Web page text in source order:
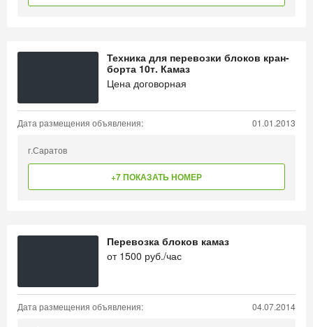
Техника для перевозки блоков кран-
борта 10т. Камаз
Цена договорная
Дата размещения объявления: 01.01.2013
г.Саратов
+7 ПОКАЗАТЬ НОМЕР
Перевозка блоков камаз
от 1500 руб./час
Дата размещения объявления: 04.07.2014